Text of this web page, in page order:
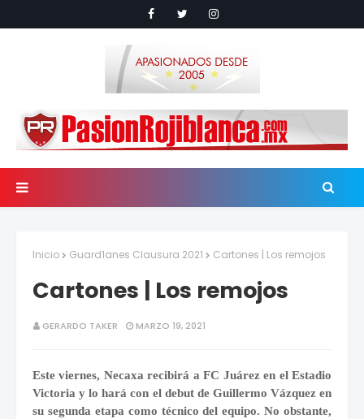
Inicio Guard1anes Clausura 2021 Cartones | Los remojos
Cartones | Los remojos
GERARDO TAKER MARZO 19, 2021
Este viernes, Necaxa recibirá a FC Juárez en el Estadio
Victoria y lo hará con el debut de Guillermo Vázquez en
su segunda etapa como técnico del equipo. No obstante,